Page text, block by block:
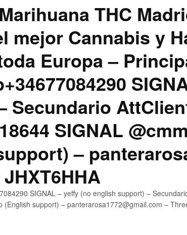
THC
mejor Cannabis y
Europa –
Secundario
SIGNAL
–
SIGNAL – yeffy (no english support) –
(English support) – panterarosa1772@gmail.com –